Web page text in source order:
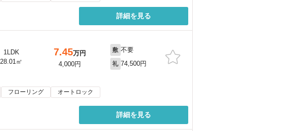
詳細を見る
1LDK
28.01㎡
7.45万円
4,000円
敷 不要
礼 74,500円
フローリング オートロック
詳細を見る